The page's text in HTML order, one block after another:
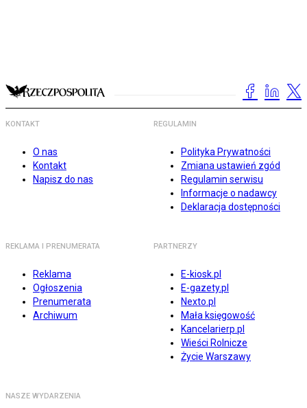
KONTAKT
O nas
Kontakt
Napisz do nas
REGULAMIN
Polityka Prywatności
Zmiana ustawień zgód
Regulamin serwisu
Informacje o nadawcy
Deklaracja dostępności
REKLAMA I PRENUMERATA
Reklama
Ogłoszenia
Prenumerata
Archiwum
PARTNERZY
E-kiosk.pl
E-gazety.pl
Nexto.pl
Mała księgowość
Kancelarierp.pl
Wieści Rolnicze
Życie Warszawy
NASZE WYDARZENIA